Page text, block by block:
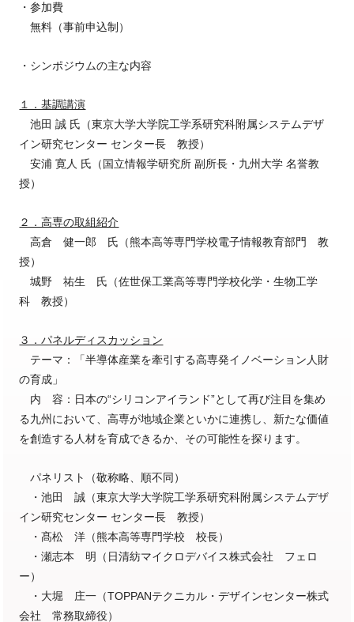
・参加費
無料（事前申込制）
・シンポジウムの主な内容
１．基調講演
池田 誠 氏（東京大学大学院工学系研究科附属システムデザ
イン研究センター センター長 教授）
安浦 寛人 氏（国立情報学研究所 副所長・九州大学 名誉教
授）
２．高専の取組紹介
高倉 健一郎 氏（熊本高等専門学校電子情報教育部門 教
授）
城野 祐生 氏（佐世保工業高等専門学校化学・生物工学
科 教授）
３．パネルディスカッション
テーマ：「半導体産業を牽引する高専発イノベーション人財
の育成」
内 容：日本の“シリコンアイランド”として再び注目を集め
る九州において、高専が地域企業といかに連携し、新たな価値
を創造する人材を育成できるか、その可能性を探ります。
パネリスト（敬称略、順不同）
・池田 誠（東京大学大学院工学系研究科附属システムデザ
イン研究センター センター長 教授）
・髙松 洋（熊本高等専門学校 校長）
・瀬志本 明（日清紡マイクロデバイス株式会社 フェロ
ー）
・大堀 庄一（TOPPANテクニカル・デザインセンター株式
会社 常務取締役）